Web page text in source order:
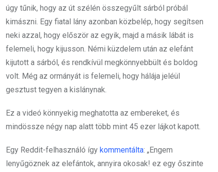
úgy tűnik, hogy az út szélén összegyűlt sárból próbál
kimászni. Egy fiatal lány azonban közbelép, hogy segítsen
neki azzal, hogy először az egyik, majd a másik lábát is
felemeli, hogy kijusson. Némi küzdelem után az elefánt
kijutott a sárból, és rendkívül megkönnyebbült és boldog
volt. Még az ormányát is felemeli, hogy hálája jeléül
gesztust tegyen a kislánynak.
Ez a videó könnyekig meghatotta az embereket, és
mindössze négy nap alatt több mint 45 ezer lájkot kapott.
Egy Reddit-felhasználó így kommentálta: „Engem
lenyűgöznek az elefántok, annyira okosak! ez egy őszinte